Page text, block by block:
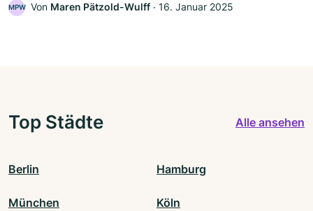
MPW Von Maren Pätzold-Wulff ‧ 16. Januar 2025
Top Städte Alle ansehen
Berlin Hamburg
München Köln